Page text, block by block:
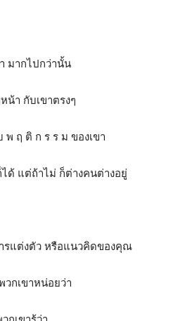
มากไปกว่านั้น
า กับเขาตรงๆ
พ ฤ ติ ก ร ร ม ของเขา
ด้ แต่ถ้าไม่ ก็ต่างคนต่างอยู่
รแต่งตัว หรือแนวคิดของคุณ
กเขาหน่อยว่า